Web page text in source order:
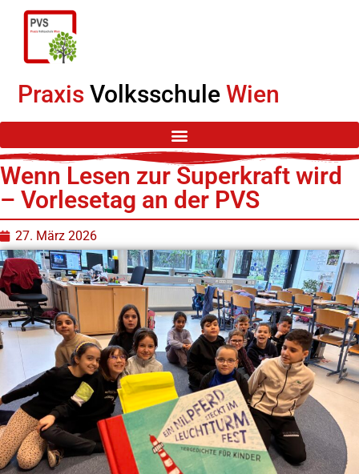
Praxis VolksschuleWien
Wenn Lesen zur Superkraft wird
– Vorlesetag an der PVS
27. März 2026